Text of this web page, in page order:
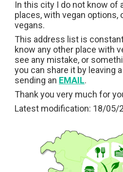
In this city I do not know of
places, with vegan options,
vegans.
This address list is
know any other place with
see any mistake, or
you can share it by leaving
sending an EMAIL.
Thank you very much for
Latest modification: 18/05/